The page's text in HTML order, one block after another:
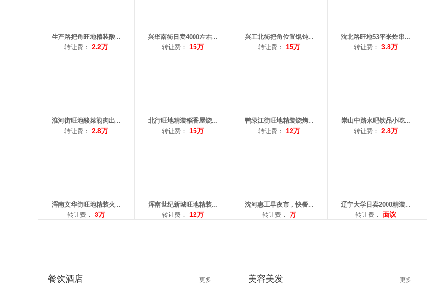
生产路把角旺地精装酸...
转让费： 2.2万
兴华南街日卖4000左右...
转让费：
15万
兴工北街把角位置馄饨...
转让费：
15万
沈北路旺地53平米炸串...
转让费： 3.8万
淮河街旺地酸菜煎肉出...
转让费： 2.8万
北行旺地精装稻香屋烧...
转让费：
15万
鸭绿江街旺地精装烧烤...
转让费：
12万
崇山中路水吧饮品小吃...
转让费： 2.8万
浑南文华街旺地精装火...
转让费： 3万
浑南世纪新城旺地精装...
转让费：
12万
沈河惠工早夜市，快餐...
转让费： 万
辽宁大学日卖2000精装...
转让费： 面议
餐饮酒店 更多 美容美发 更多